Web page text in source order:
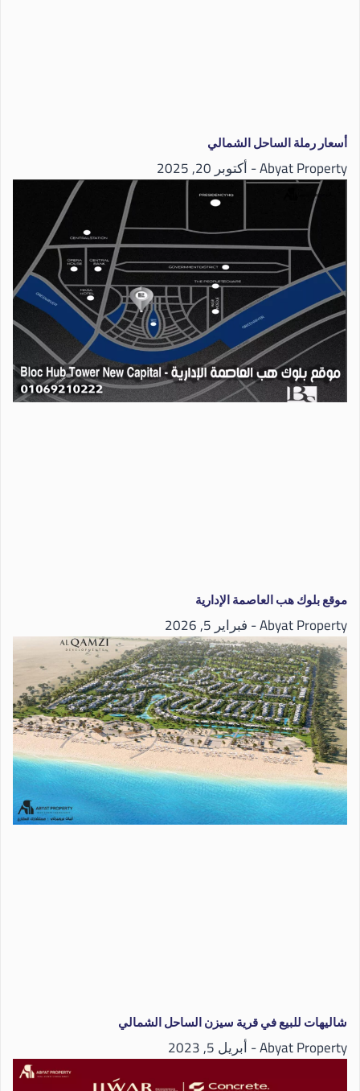
أسعار رملة الساحل الشمالي
Abyat Property أكتوبر 20, 2025
موقع بلوك هب العاصمة الإدارية
Abyat Property فبراير 5, 2026
شاليهات للبيع في قرية سيزن الساحل الشمالي
Abyat Property أبريل 5, 2023